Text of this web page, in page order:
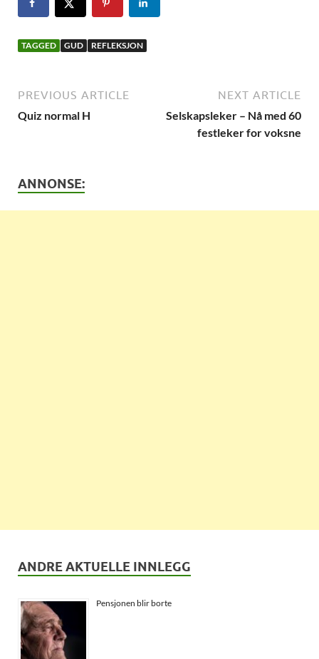
TAGGED GUD REFLEKSJON
PREVIOUS ARTICLE
Quiz normal H
NEXT ARTICLE
Selskapsleker – Nå med 60
festleker for voksne
ANNONSE:
ANDRE AKTUELLE INNLEGG
Pensjonen blir borte